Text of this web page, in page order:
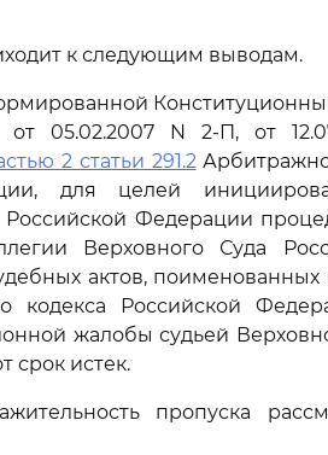
к следующим выводам.
05.02.2007 N 2-П, от
2 статьи 291.2
для целей
Федерации
Верховного Суда
актов, поименованных
кодекса Российской
жалобы судьей
срок истек.
пропуска